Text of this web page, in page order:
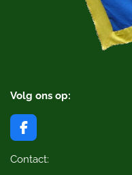
Volg ons op:
F
a
c
Contact: